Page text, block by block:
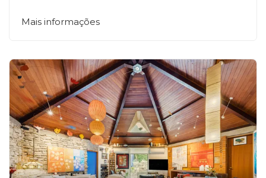
Mais informações